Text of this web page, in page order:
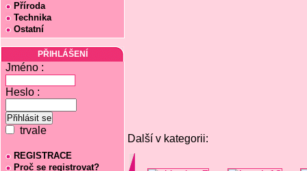
Příroda
Technika
Ostatní
PŘIHLÁŠENÍ
Jméno :
Heslo :
trvale
REGISTRACE
Proč se registrovat?
Další v kategorii: